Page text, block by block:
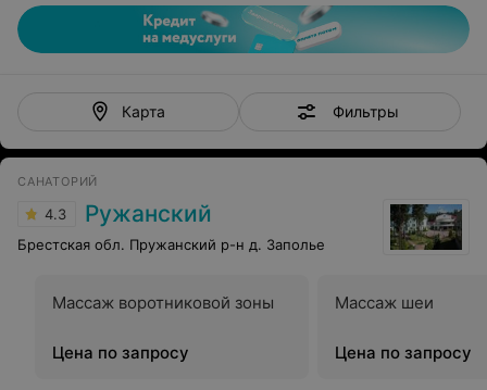
Карта Фильтры
САНАТОРИЙ
4.3 Ружанский
Брестская обл. Пружанский р-н д. Заполье
Массаж воротниковой зоны
Цена по запросу
Массаж шеи
Цена по запросу